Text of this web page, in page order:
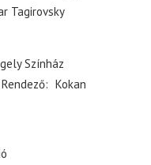
Tagirovsky
Színház
Rendező
Kokan